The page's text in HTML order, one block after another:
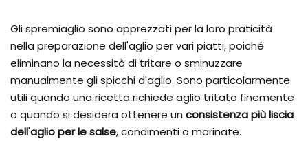
Gli spremiaglio sono apprezzati per la loro praticità
nella preparazione dell'aglio per vari piatti, poiché
eliminano la necessità di tritare o sminuzzare
manualmente gli spicchi d'aglio. Sono particolarmente
utili quando una ricetta richiede aglio tritato finemente
o quando si desidera ottenere un consistenza più liscia
dell'aglio per le salse, condimenti o marinate.